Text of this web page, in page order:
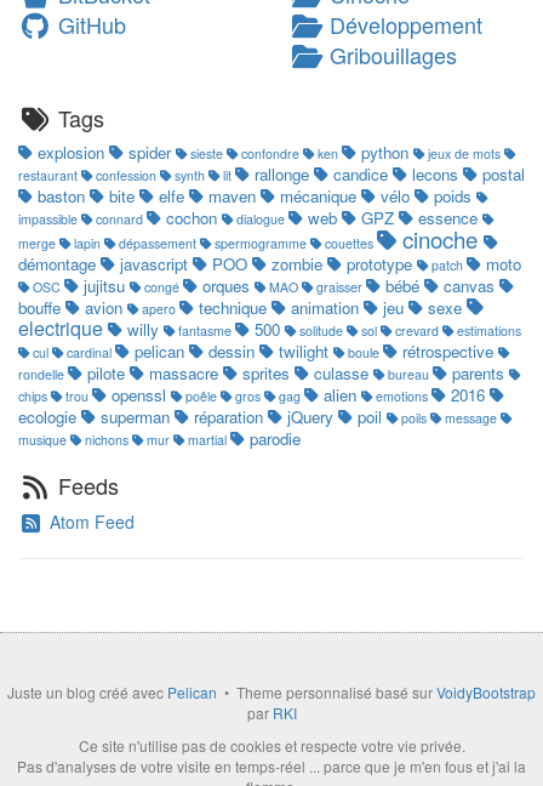
GitHub
Développement
Gribouillages
Tags
explosion spider sieste confondre ken python
jeux de mots
restaurant
confession synth lit rallonge candice lecons
postal
baston
bite elfe maven mécanique vélo poids
impassible connard cochon dialogue web GPZ essence
merge lapin dépassement spermogramme couettes cinoche
démontage javascript POO zombie prototype patch moto
OSC jujitsu congé orques MAO graisser bébé
canvas
bouffe
avion apero technique animation jeu sexe
electrique willy fantasme 500 solitude sol crevard
estimations
cul
cardinal pelican dessin twilight boule rétrospective
rondelle pilote massacre sprites culasse bureau parents
chips trou openssl poêle gros gag alien emotions
2016
ecologie
superman réparation jQuery poil poils
message
musique
nichons mur martial parodie
Feeds
Atom Feed
Juste un blog créé avec Pelican • Theme personnalisé basé surVoidyBootstrap
par RKI
Ce site n'utilise pas de cookies et respecte votre vie privée.
Pas d'analyses de votre visite en temps-réel ... parce que je m'en fous et j'ai la